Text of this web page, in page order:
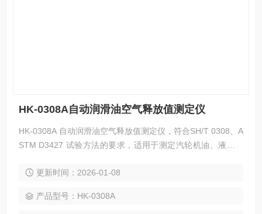
HK-0308A自动润滑油空气释放值测定仪
HK-0308A 自动润滑油空气释放值测定仪，符合SH/T 0308、A
STM D3427 试验方法的要求，适用于测定汽轮机油、液压油
更新时间：2026-01-08
产品型号：HK-0308A